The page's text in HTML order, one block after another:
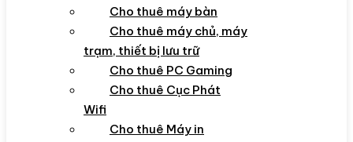
Cho thuê máy bàn
Cho thuê máy chủ, máy
trạm, thiết bị lưu trữ
Cho thuê PC Gaming
Cho thuê Cục Phát
Wifi
Cho thuê Máy in